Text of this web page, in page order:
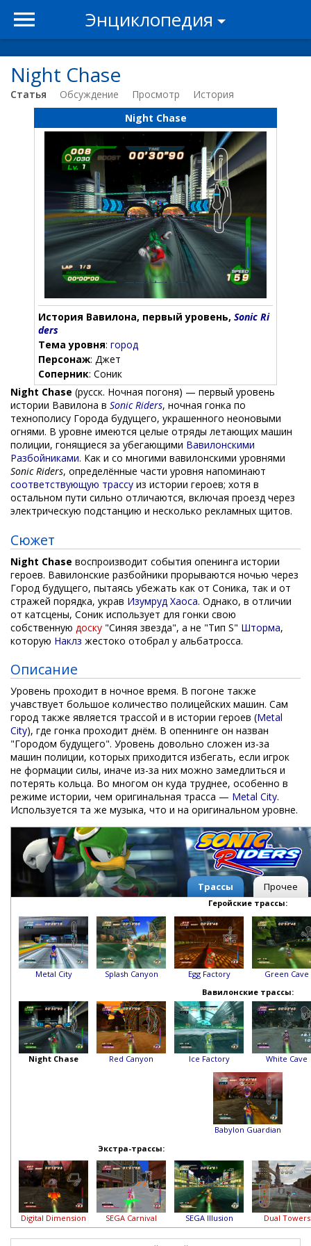
Энциклопедия
Night Chase
Статья Обсуждение Просмотр
История
Night Chase
История Вавилона, первый уровень, Sonic Ri
ders
Тема уровня: город
Персонаж: Джет
Соперник: Соник
Night Chase (русск. Ночная погоня) — первый уровень
истории Вавилона в Sonic Riders, ночная гонка по
технополису Города будущего, украшенного неоновыми
огнями. В уровне имеются целые отряды летающих машин
полиции, гонящиеся за убегающими Вавилонскими
Разбойниками. Как и со многими вавилонскими уровнями
Sonic Riders, определённые части уровня напоминают
соответствующую трассу из истории героев; хотя в
остальном пути сильно отличаются, включая проезд через
электрическую подстанцию и несколько рекламных щитов.
Сюжет
Night Chase воспроизводит события опенинга истории
героев. Вавилонские разбойники прорываются ночью через
Город будущего, пытаясь убежать как от Соника, так и от
стражей порядка, украв Изумруд Хаоса. Однако, в отличии
от катсцены, Соник использует для гонки свою
собственную доску "Синяя звезда", а не "Тип S" Шторма,
которую Наклз жестоко отобрал у альбатросса.
Описание
Уровень проходит в ночное время. В погоне также
учавствует большое количество полицейских машин. Сам
город также является трассой и в истории героев (Metal
City), где гонка проходит днём. В опеннинге он назван
"Городом будущего". Уровень довольно сложен из-за
машин полиции, которых приходится избегать, если игрок
не формации силы, иначе из-за них можно замедлиться и
потерять кольца. Во многом он куда труднее, особенно в
режиме истории, чем оригинальная трасса — Metal City.
Используется та же музыка, что и на оригинальном уровне.
Трассы Прочее
Геройские трассы:
Metal City Splash Canyon Egg Factory
Green Cave
Вавилонские трассы:
Night Chase Red Canyon Ice Factory White Cave
Babylon Guardian
Экстра-трассы:
Digital Dimension SEGA Carnival SEGA Illusion Dual Towers